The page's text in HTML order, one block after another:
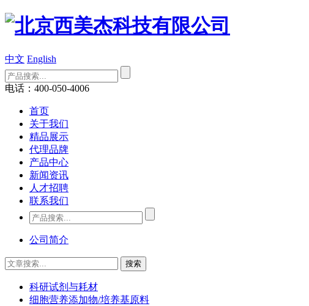
中文 English
电话：400-050-4006
首页
关于我们
精品展示
代理品牌
产品中心
新闻资讯
人才招聘
联系我们
公司简介
科研试剂与耗材
细胞营养添加物/培养基原料